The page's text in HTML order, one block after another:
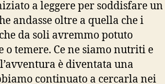
a leggere per soddisfare un
andasse oltre a quella che i
da soli avremmo potuto
temere. Ce ne siamo nutriti e
è diventata una
continuato a cercarla nei